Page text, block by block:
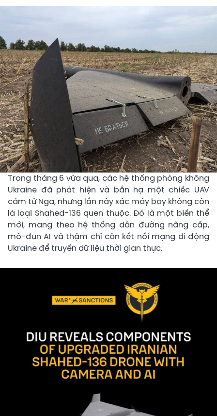
Trong tháng 6 vừa qua, các hệ thống phòng không
Ukraine đã phát hiện và bắn hạ một chiếc UAV
cảm tử Nga, nhưng lần này xác máy bay không còn
là loại Shahed-136 quen thuộc. Đó là một biến thể
mới, mang theo hệ thống dẫn đường nâng cấp,
mô-đun AI và thậm chí còn kết nối mạng di động
Ukraine để truyền dữ liệu thời gian thực.